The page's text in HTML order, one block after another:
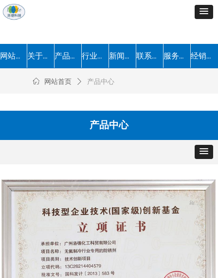
网站首页 关于我们 产品中心 行业解决方案 新闻中心 联系我们 服务流程 经销加盟
ꀇ 网站首页 ꄲ 产品中心
产品中心